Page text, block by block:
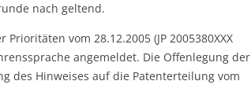
nach geltend.
vom 28.12.2005 (JP 2005380XXX
angemeldet. Die Offenlegung der
des Hinweises auf die Patenterteilung vom